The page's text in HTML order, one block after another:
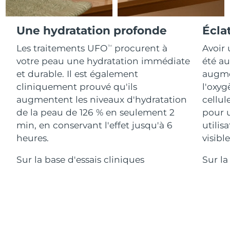
Une hydratation profonde
Les traitements UFOTM
procurent à
votre peau une hydratation immédiate
et durable. Il est également
cliniquement prouvé qu'ils
augmentent les niveaux d'hydratation
de la peau de 126 % en seulement 2
min, en conservant l'effet jusqu'à 6
heures.
Sur la base d'essais cliniques
Avoir
été
pour
Sur
For healthy hair
18% PAP
Cosmétiques Hommes
Acheter tout
FOREO APP
À PROPROS
Israël Livraison estimée
Italie Livraison estimée 8/9/26
Japon Livraison estimée8/12/26
Jersey Livraison estimée 8/14/26
Kazakhstan Livraison estimée 8/11/26
Koweït Livraison estimée 8/9/26
Lettonie Livraison estimée 8/9/26